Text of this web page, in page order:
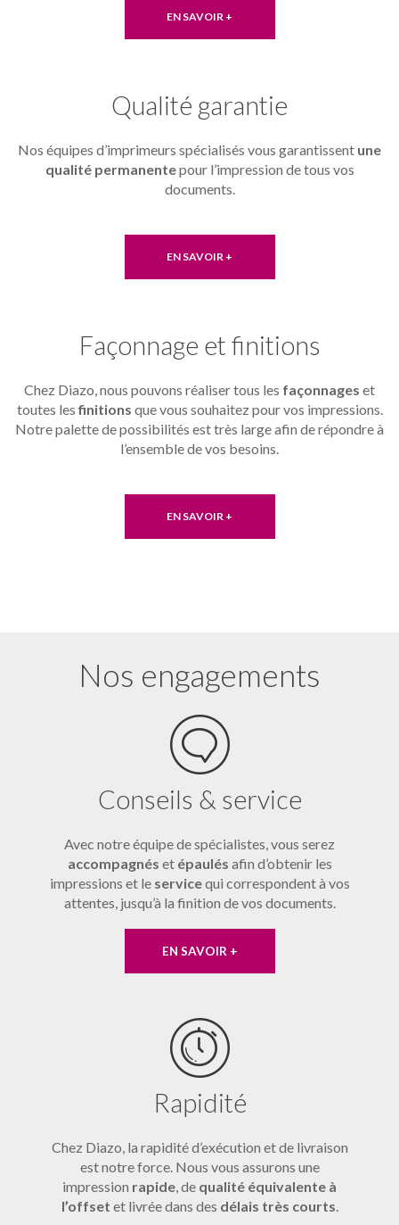
EN SAVOIR +
Qualité garantie
Nos équipes d’imprimeurs spécialisés vous garantissent une
qualité permanentepour l’impression de tous vos
documents.
EN SAVOIR +
Façonnage et finitions
Chez Diazo, nous pouvons réaliser tous les façonnages et
toutes lesfinitions que vous souhaitez pour vos impressions.
Notre palette de possibilités est très large afin de répondre à
l’ensemble de vos besoins.
EN SAVOIR +
Nos engagements
Conseils & service
Avec notre équipe de spécialistes, vous serez
accompagnés etépaulés afin d’obtenir les
impressions et le servicequi correspondent à vos
attentes, jusqu’à la finition de vos documents.
EN SAVOIR +
Rapidité
Chez Diazo, la rapidité d’exécution et de livraison
est notre force. Nous vous assurons une
impression rapide, de qualité équivalente à
l’offset et livrée dans des délais très courts.